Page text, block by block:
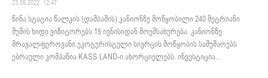
23.05.2022. 12:47
წინა სტატია წალკის (დაშბაშის) კანიონზე მოწყობილი 240 მეტრიანი
შუშის ხიდი ვიზიტორებს 15 ივნისიდან მოემსახურება. კანიონზე
მრავალფეროვანი ეკოტურისტული სივრცის მოწყობის სამუშაოებს
ებრაული კომპანია KASS LAND-ი ახორციელებს. ინვესტიცია...